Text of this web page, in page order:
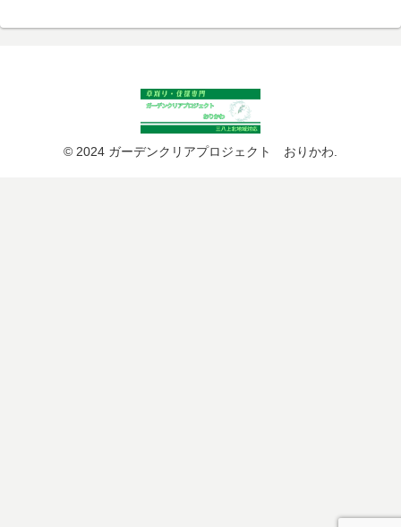
© 2024 ガーデンクリアプロジェクト おりかわ.